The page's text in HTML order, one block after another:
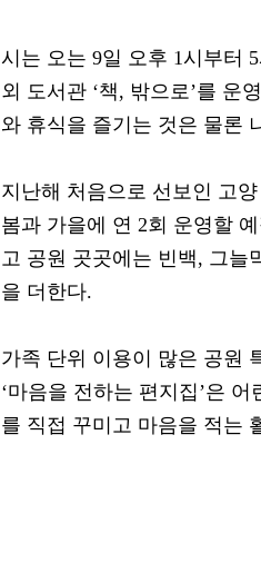
시는 오는 9일 오후 1시부터
외 도서관 ‘책, 밖으로’를 운
와 휴식을 즐기는 것은 물론
지난해 처음으로 선보인 고
봄과 가을에 연 2회 운영할
고 공원 곳곳에는 빈백, 그늘
을 더한다.
가족 단위 이용이 많은 공원
‘마음을 전하는 편지집’은
를 직접 꾸미고 마음을 적는